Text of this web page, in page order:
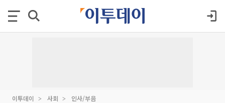
이투데이 사회 인사/부음